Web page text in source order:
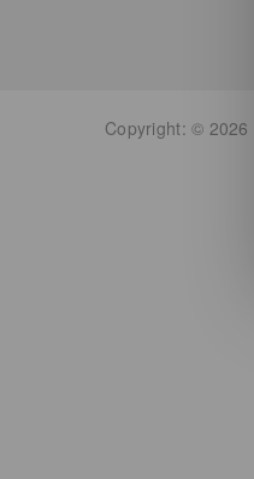
Copyright: © 2026